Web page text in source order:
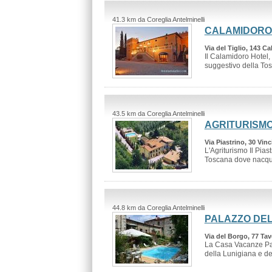
41.3 km da Coreglia Antelminelli
Via del Tiglio, 143
Il Calamidoro
suggestivo della
43.5 km da Coreglia Antelminelli
Via Piastrino, 30
L'Agriturismo Il
Toscana dove
44.8 km da Coreglia Antelminelli
PALAZZO
Via del Borgo, 77
La Casa Vacanze
della Lunigiana e